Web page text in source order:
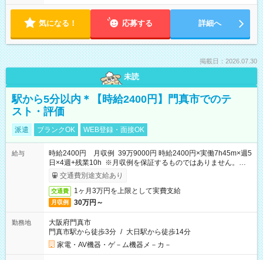
気になる！ 応募する 詳細へ
掲載日：2026.07.30
未読
駅から5分以内＊【時給2400円】門真市でのテ
スト・評価
派遣 ブランクOK WEB登録・面接OK
給与
時給2400円 月収例 39万9000円 時給2400円×実働7h45m×週5
日×4週+残業10h ※月収例を保証するものではありません。※給
与即受取りサービス利用可（利用条件有）
交通費別途支給あり
交通費 1ヶ月3万円を上限として実費支給
月収例 30万円～
勤務地
大阪府門真市
門真市駅から徒歩3分 / 大日駅から徒歩14分
家電・AV機器・ゲ－ム機器メ－カ－